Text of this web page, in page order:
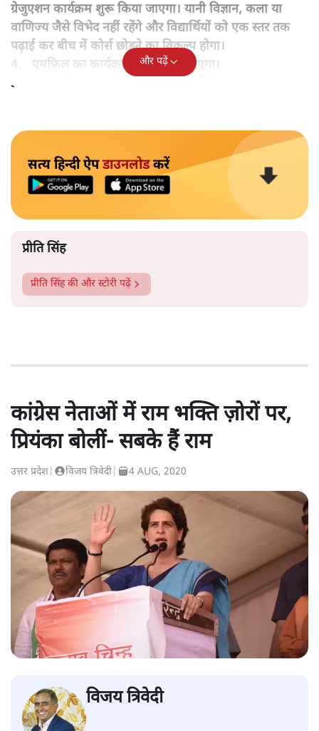
ग्रेजुएशन कार्यक्रम शुरू किया जाएगा। यानी विज्ञान, कला या
वाणिज्य जैसे विभेद नहीं रहेंगे और विद्यार्थियों को एक स्तर तक
पढ़ाई कर बीच में कोर्स छोड़ने का विकल्प होगा।
4. एमफ़िल का कार्यक्रम ख़त्म किया जाएगा।
5. नैशनल रिसर्च फ़ाउंडेशन का गठन होगा।
और पढ़ें
सत्य हिन्दी ऐपडाउनलोडकरें
प्रीति सिंह
प्रीति सिंहकी और स्टोरी पढ़ें
कांग्रेस नेताओं में राम भक्ति ज़ोरों पर,
प्रियंका बोलीं- सबके हैं राम
उत्तर प्रदेश विजय त्रिवेदी 4 AUG, 2020
विजय त्रिवेदी